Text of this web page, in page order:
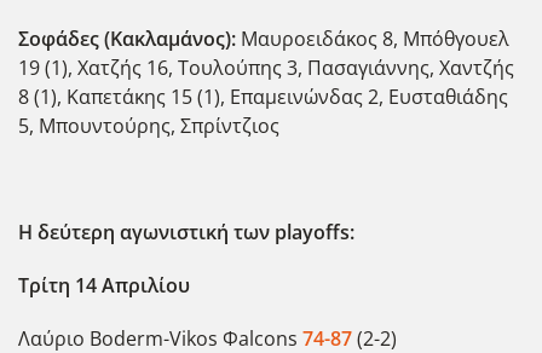
Σοφάδες (Κακλαμάνος): Μαυροειδάκος 8, Μπόθγουελ
19 (1), Χατζής 16, Τουλούπης 3, Πασαγιάννης, Χαντζής
8 (1), Καπετάκης 15 (1), Επαμεινώνδας 2, Ευσταθιάδης
5, Μπουντούρης, Σπρίντζιος
Η δεύτερη αγωνιστική των playoffs:
Τρίτη 14 Απριλίου
Λαύριο Boderm-Vikos Φalcons 74-87(2-2)